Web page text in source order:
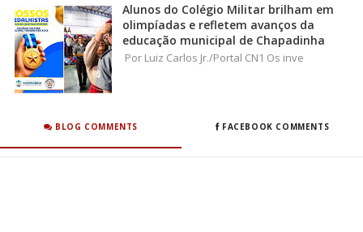
Alunos do Colégio Militar brilham em
olimpíadas e refletem avanços da
educação municipal de Chapadinha
Por Luiz Carlos Jr./Portal CN1 Os inve
BLOG COMMENTS FACEBOOK COMMENTS